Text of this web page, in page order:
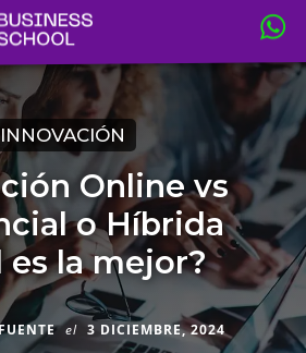
INNOVACIÓN
Online vs
o Híbrida
es la mejor?
el 3 DICIEMBRE, 2024